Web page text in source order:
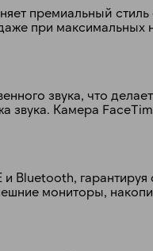
премиальный
при максимальных
звука, что
звука. Камера
Bluetooth, гарантируя
мониторы,